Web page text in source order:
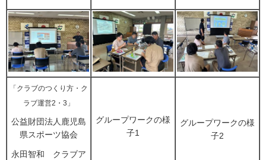
「クラブのつくり方・ク
ラブ運営2・3」
公益財団法人鹿児島
県スポーツ協会
永田智和 クラブア
グループワークの様
子1
グループワークの様
子2